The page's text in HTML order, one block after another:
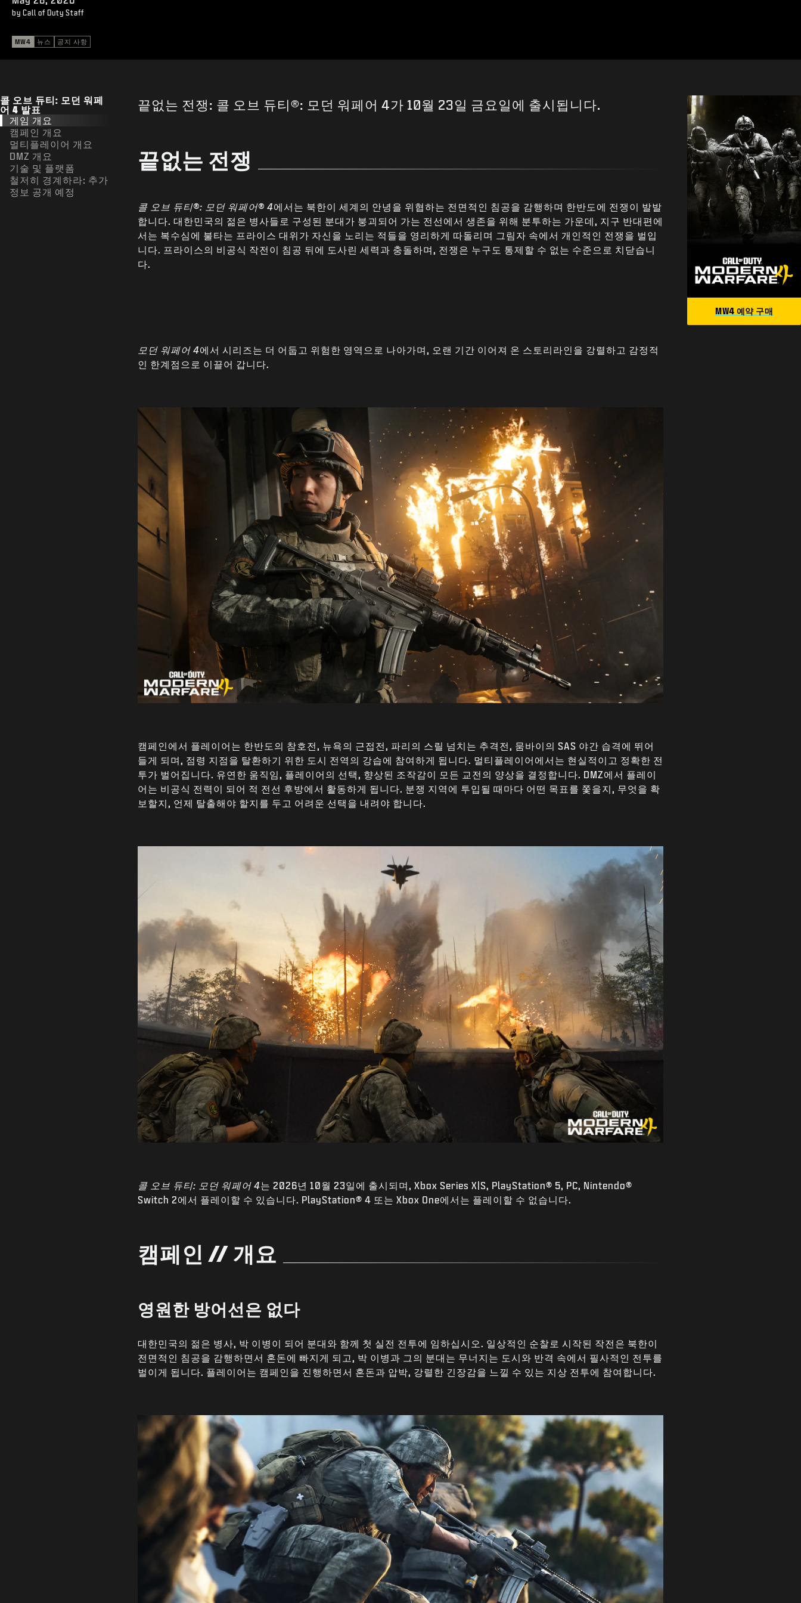
by Call of Duty Staff
MW4 뉴스 공지 사항
콜 오브 듀티: 모던 워페
어 4 발표
게임 개요
캠페인 개요
멀티플레이어 개요
DMZ 개요
기술 및 플랫폼
철저히 경계하라: 추가
정보 공개 예정
끝없는 전쟁: 콜 오브 듀티®: 모던 워페어 4가 10월 23일 금요일에 출시됩니다.
끝없는 전쟁
콜 오브 듀티®: 모던 워페어® 4에서는 북한이 세계의 안녕을 위협하는 전면적인 침공을 감행하며 한반도에 전쟁이 발발
합니다. 대한민국의 젊은 병사들로 구성된 분대가 붕괴되어 가는 전선에서 생존을 위해 분투하는 가운데, 지구 반대편에
서는 복수심에 불타는 프라이스 대위가 자신을 노리는 적들을 영리하게 따돌리며 그림자 속에서 개인적인 전쟁을 벌입
니다. 프라이스의 비공식 작전이 침공 뒤에 도사린 세력과 충돌하며, 전쟁은 누구도 통제할 수 없는 수준으로 치닫습니
다.
모던 워페어 4에서 시리즈는 더 어둡고 위험한 영역으로 나아가며, 오랜 기간 이어져 온 스토리라인을 강렬하고 감정적
인 한계점으로 이끌어 갑니다.
캠페인에서 플레이어는 한반도의 참호전, 뉴욕의 근접전, 파리의 스릴 넘치는 추격전, 뭄바이의 SAS 야간 습격에 뛰어
들게 되며, 점령 지점을 탈환하기 위한 도시 전역의 강습에 참여하게 됩니다. 멀티플레이어에서는 현실적이고 정확한 전
투가 벌어집니다. 유연한 움직임, 플레이어의 선택, 향상된 조작감이 모든 교전의 양상을 결정합니다. DMZ에서 플레이
어는 비공식 전력이 되어 적 전선 후방에서 활동하게 됩니다. 분쟁 지역에 투입될 때마다 어떤 목표를 쫓을지, 무엇을 확
보할지, 언제 탈출해야 할지를 두고 어려운 선택을 내려야 합니다.
콜 오브 듀티: 모던 워페어 4는 2026년 10월 23일에 출시되며, Xbox Series X|S, PlayStation® 5, PC, Nintendo®
Switch 2에서 플레이할 수 있습니다. PlayStation® 4 또는 Xbox One에서는 플레이할 수 없습니다.
캠페인 // 개요
영원한 방어선은 없다
대한민국의 젊은 병사, 박 이병이 되어 분대와 함께 첫 실전 전투에 임하십시오. 일상적인 순찰로 시작된 작전은 북한이
전면적인 침공을 감행하면서 혼돈에 빠지게 되고, 박 이병과 그의 분대는 무너지는 도시와 반격 속에서 필사적인 전투를
벌이게 됩니다. 플레이어는 캠페인을 진행하면서 혼돈과 압박, 강렬한 긴장감을 느낄 수 있는 지상 전투에 참여합니다.
MW4 예약 구매